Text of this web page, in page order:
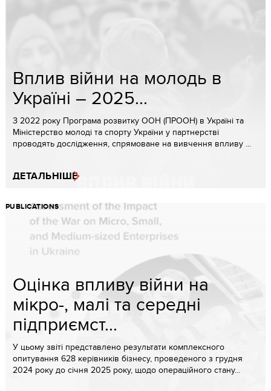
Вплив війни на молодь в
Україні – 2025...
З 2022 року Програма розвитку ООН (ПРООН) в Україні та
Міністерство молоді та спорту України у партнерстві
проводять дослідження, спрямоване на вивчення впливу ...
ДЕТАЛЬНІШЕ
PUBLICATIONS
Оцінка впливу війни на
мікро-, малі та середні
підприємст...
У цьому звіті представлено результати комплексного
опитування 628 керівників бізнесу, проведеного з грудня
2024 року до січня 2025 року, щодо операційного стану...